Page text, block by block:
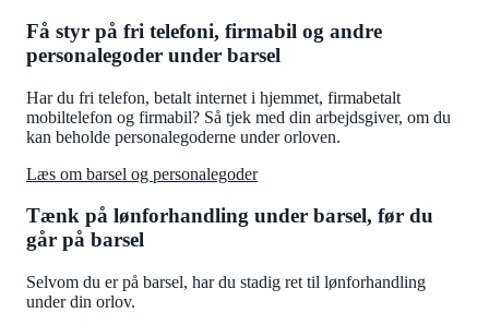
Få styr på fri telefoni, firmabil og andre
personalegoder under barsel
Har du fri telefon, betalt internet i hjemmet, firmabetalt
mobiltelefon og firmabil? Så tjek med din arbejdsgiver, om du
kan beholde personalegoderne under orloven.
Læs om barsel og personalegoder
Tænk på lønforhandling under barsel, før du
går på barsel
Selvom du er på barsel, har du stadig ret til lønforhandling
under din orlov.